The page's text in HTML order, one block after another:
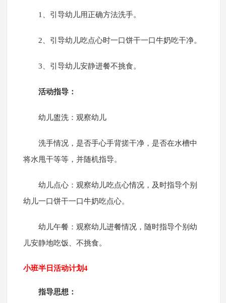
1、引导幼儿用正确方法洗手。
2、引导幼儿吃点心时一口饼干一口牛奶吃干净。
3、引导幼儿安静进餐不挑食。
活动指导：
幼儿盥洗：观察幼儿
洗手情况，是否手心手背搓干净，是否在水槽中
将水甩干等等，并随机指导。
幼儿点心：观察幼儿吃点心情况，及时指导个别
幼儿一口饼干一口牛奶吃点心。
幼儿午餐：观察幼儿进餐情况，随时指导个别幼
儿安静地吃饭、不挑食。
小班半日活动计划4
指导思想：